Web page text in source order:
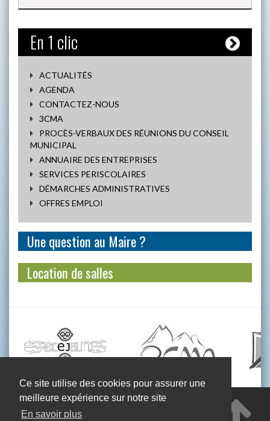
Ce site utilise des cookies pour assurer une
meilleure expérience sur notre site
En savoir plus
En 1 clic
ACTUALITÉS
AGENDA
CONTACTEZ-NOUS
3CMA
PROCÈS-VERBAUX DES RÉUNIONS DU CONSEIL
MUNICIPAL
ANNUAIRE DES ENTREPRISES
SERVICES PERISCOLAIRES
DÉMARCHES ADMINISTRATIVES
OFFRES EMPLOI
Une question au Maire ?
Location de salles
Mairie de Saint-Julien-Montdenis - 318 rue du Bourg
- 73870 SAINT-JULIEN-MONTDENIS